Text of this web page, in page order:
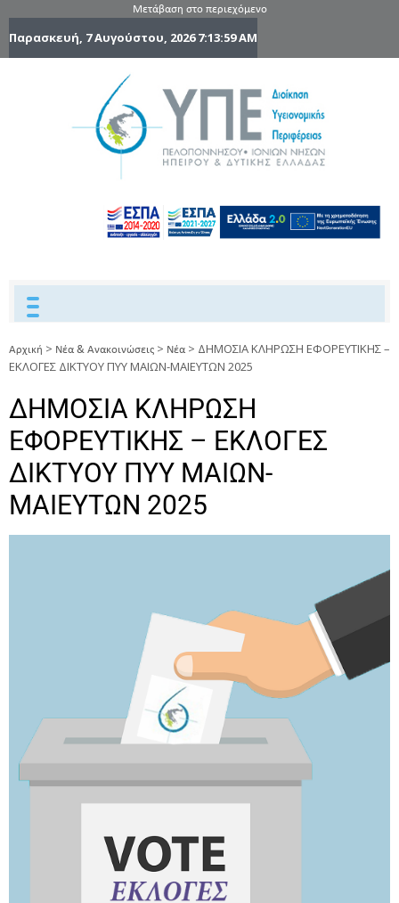
Μετάβαση στο περιεχόμενο
Παρασκευή, 7 Αυγούστου, 20267:13:59 AM
Ηπείρου
Δυτικής
Ελλάδας
Αρχική > Νέα & Ανακοινώσεις > Νέα > ΔΗΜΟΣΙΑ ΚΛΗΡΩΣΗ ΕΦΟΡΕΥΤΙΚΗΣ –
ΕΚΛΟΓΕΣ ΔΙΚΤΥΟΥ ΠΥΥ ΜΑΙΩΝ-ΜΑΙΕΥΤΩΝ 2025
ΔΗΜΟΣΙΑ ΚΛΗΡΩΣΗ
ΕΦΟΡΕΥΤΙΚΗΣ – ΕΚΛΟΓΕΣ
ΔΙΚΤΥΟΥ ΠΥΥ ΜΑΙΩΝ-
ΜΑΙΕΥΤΩΝ 2025